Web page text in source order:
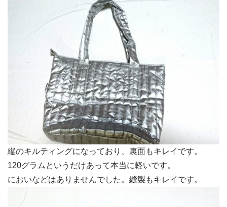
縦のキルティングになっており、裏面もキレイです。
120グラムというだけあって本当に軽いです。
においなどはありませんでした。縫製もキレイです。